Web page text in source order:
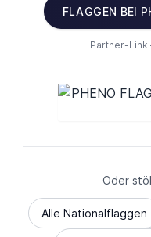
FLAGGEN BEI
Partner-Link
Oder
Alle Nationalflaggen